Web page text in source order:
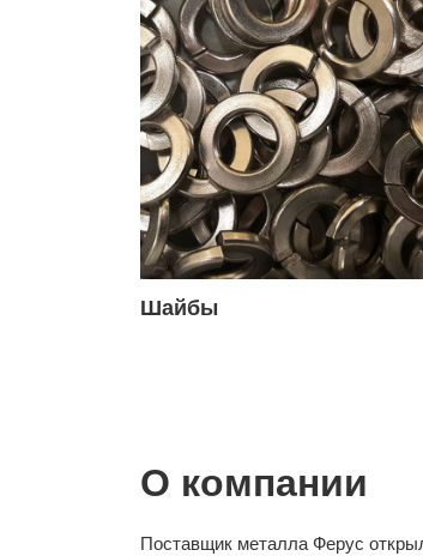
Шайбы
О компании
Поставщик металла Ферус